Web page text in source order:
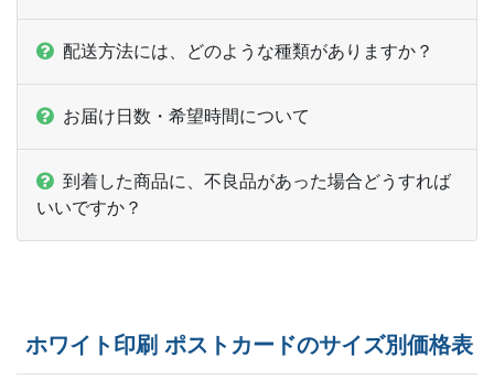
配送方法には、どのような種類がありますか？
お届け日数・希望時間について
到着した商品に、不良品があった場合どうすれば
いいですか？
ホワイト印刷 ポストカードのサイズ別価格表